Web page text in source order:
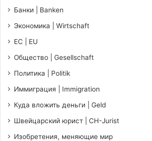
Банки | Banken
Экономика | Wirtschaft
ЕС | EU
Общество | Gesellschaft
Политика | Politik
Иммиграция | Immigration
Куда вложить деньги | Geld
Швейцарский юрист | CH-Jurist
Изобретения, меняющие мир